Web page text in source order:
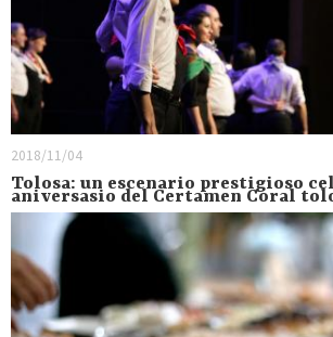
2018/11/04
Tolosa: un escenario prestigioso
aniversasio del Certamen Coral